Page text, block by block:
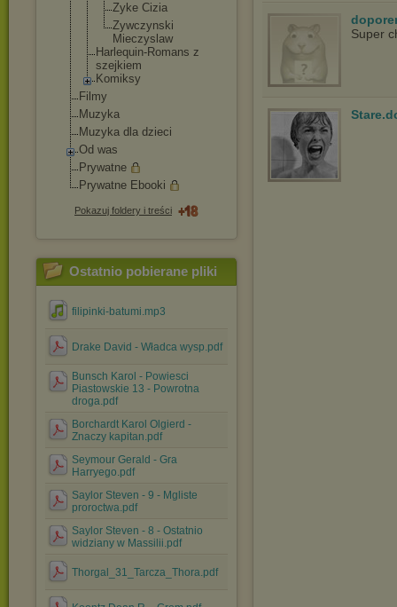
Zyke Cizia
Zywczynski
Mieczyslaw
Harlequin-Romans z
szejkiem
Komiksy
Filmy
Muzyka
Muzyka dla dzieci
Od was
Prywatne
Prywatne Ebooki
Pokazuj foldery i treści
Ostatnio pobierane pliki
filipinki-batumi.mp3
Drake David - Władca wysp.pdf
Bunsch Karol - Powiesci
Piastowskie 13 - Powrotna
droga.pdf
Borchardt Karol Olgierd -
Znaczy kapitan.pdf
Seymour Gerald - Gra
Harryego.pdf
Saylor Steven - 9 - Mgliste
proroctwa.pdf
Saylor Steven - 8 - Ostatnio
widziany w Massilii.pdf
Thorgal_31_Tarcza_Thora.pdf
Super